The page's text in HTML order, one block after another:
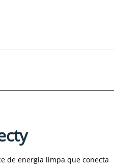
de energia limpa que conecta